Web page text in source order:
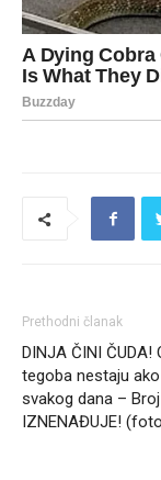
Prethodni članak
DINJA ČINI ČUDA!
tegoba nestaju
svakog dana –
IZNENAĐUJE!